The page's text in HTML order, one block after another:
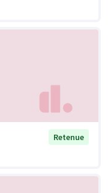
Retenue